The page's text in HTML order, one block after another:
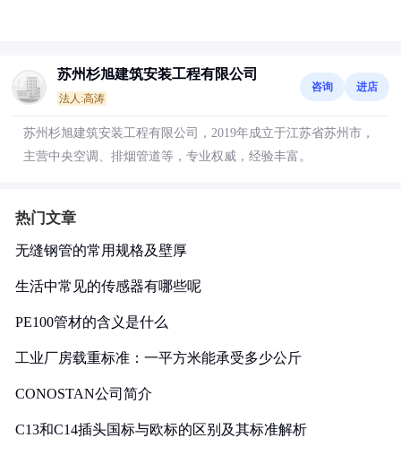
苏州杉旭建筑安装工程有限公司
法人:高涛
咨询 进店
苏州杉旭建筑安装工程有限公司，2019年成立于江苏省苏州市，
主营中央空调、排烟管道等，专业权威，经验丰富。
热门文章
无缝钢管的常用规格及壁厚
生活中常见的传感器有哪些呢
PE100管材的含义是什么
工业厂房载重标准：一平方米能承受多少公斤
CONOSTAN公司简介
C13和C14插头国标与欧标的区别及其标准解析